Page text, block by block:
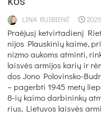
LINA RUIBIENĖ
Praė­ju­sį ket­vir­ta­die­nį
ni­jos Plaus­ki­nių kai­me,
niz­mo au­koms at­min­ti,
lais­vės ar­mi­jos ka­rių ir
dos Jo­no Po­lo­vins­ko-
– pa­gerb­ti 1945 me­tų
8-ių kai­mo dar­bi­nin­kų
rius, Lie­tu­vos lais­vės